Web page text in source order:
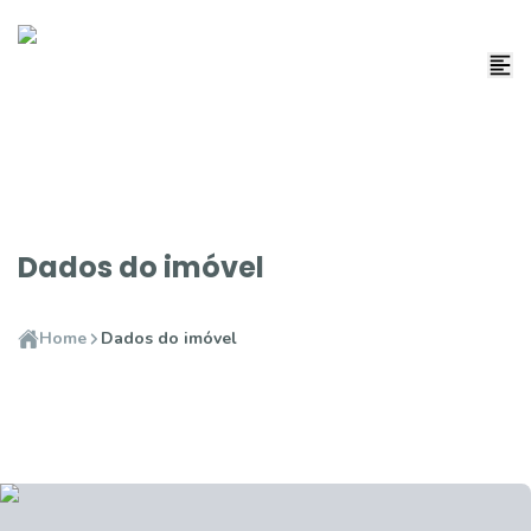
Dados do imóvel
Home Dados do imóvel